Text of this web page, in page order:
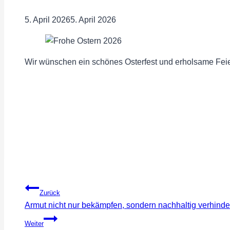
5. April 20265. April 2026
Wir wünschen ein schönes Osterfest und erholsame
Beitragsnavigation
Zurück
Armut nicht nur bekämpfen, sondern nachhaltig
Weiter